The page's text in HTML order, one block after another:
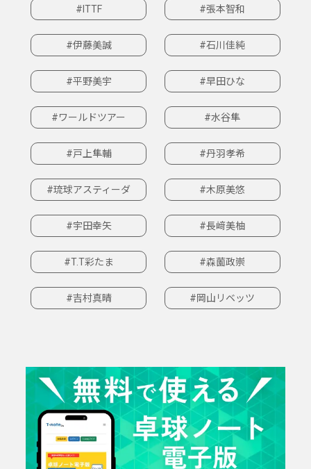
#ITTF #張本智和
#伊藤美誠 #石川佳純
#平野美宇 #早田ひな
#ワールドツアー #水谷隼
#戸上隼輔 #丹羽孝希
#琉球アスティーダ #木原美悠
#宇田幸矢 #長﨑美柚
#T.T彩たま #森薗政崇
#吉村真晴 #岡山リベッツ